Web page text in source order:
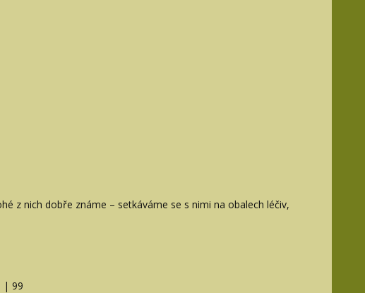
z nich dobře známe – setkáváme se s nimi na obalech léčiv,
| 99